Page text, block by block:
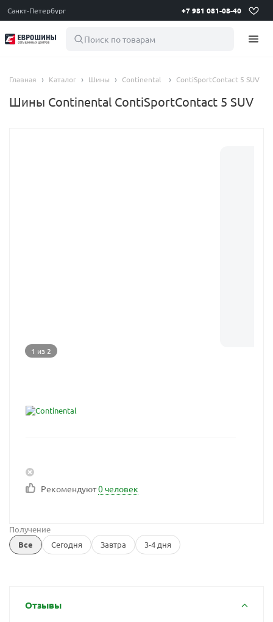
Санкт-Петербург +7 981 081-08-40
Поиск по товарам
Главная Каталог Шины Continental ContiSportContact 5 SUV
Шины Continental ContiSportContact 5 SUV
1 из 2
Рекомендуют0 человек
Получение
Все
Сегодня Завтра 3-4 дня
Отзывы